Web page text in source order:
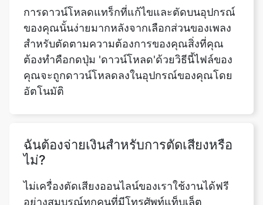
ต้องทำคือกดปุ่ม 'ดาวน์โหลด'ด้วยวิธีนี้ไฟล์ของ
คุณจะถูกดาวน์โหลดลงในอุปกรณ์ของคุณโดย
อัตโนมัติ
ฉันต้องจ่ายเงินสำหรับการตัดเสียงหรือ
อย่างสมบูรณ์ทุกคนที่มีโทรศัพท์แท็บเล็ต
แล็ปท็อปหรือพีซีสามารถเข้าถึงเครื่องมือนี้และ
ใช้งานได้ฟรีเราไม่คิดค่าใช้จ่ายใด ๆ สำหรับการ
ใช้ฟีเจอร์นี้